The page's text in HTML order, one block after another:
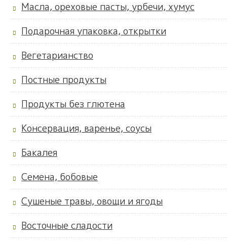
Масла, ореховые пасты, урбечи, хумус
Подарочная упаковка, открытки
Вегетарианство
Постные продукты
Продукты без глютена
Консервация, варенье, соусы
Бакалея
Семена, бобовые
Сушеные травы, овощи и ягоды
Восточные сладости